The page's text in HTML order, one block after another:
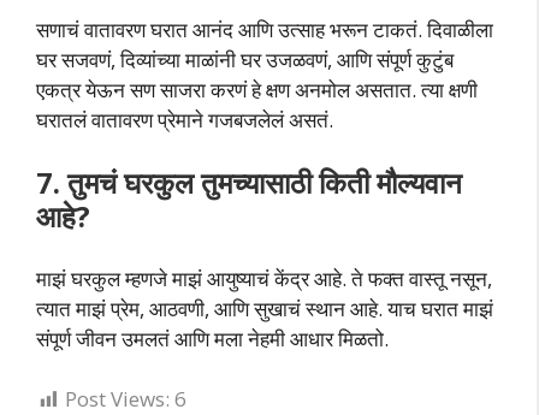
सणाचं वातावरण घरात आनंद आणि उत्साह भरून टाकतं. दिवाळीला
घर सजवणं, दिव्यांच्या माळांनी घर उजळवणं, आणि संपूर्ण कुटुंब
एकत्र येऊन सण साजरा करणं हे क्षण अनमोल असतात. त्या क्षणी
घरातलं वातावरण प्रेमाने गजबजलेलं असतं.
7. तुमचं घरकुल तुमच्यासाठी किती मौल्यवान
आहे?
माझं घरकुल म्हणजे माझं आयुष्याचं केंद्र आहे. ते फक्त वास्तू नसून,
त्यात माझं प्रेम, आठवणी, आणि सुखाचं स्थान आहे. याच घरात माझं
संपूर्ण जीवन उमलतं आणि मला नेहमी आधार मिळतो.
Post Views: 6